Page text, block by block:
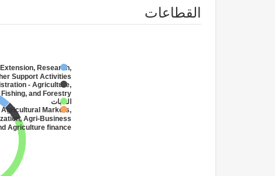
القطاعات
Research,
Support Activities
- Agriculture,
Fishing, and Forestry
الغابات
Agricultural Markets,
Agri-Business
Agriculture finance